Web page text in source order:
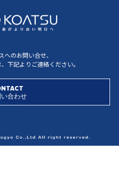
へのお問い合せ、
下記よりご連絡ください。
合わせ